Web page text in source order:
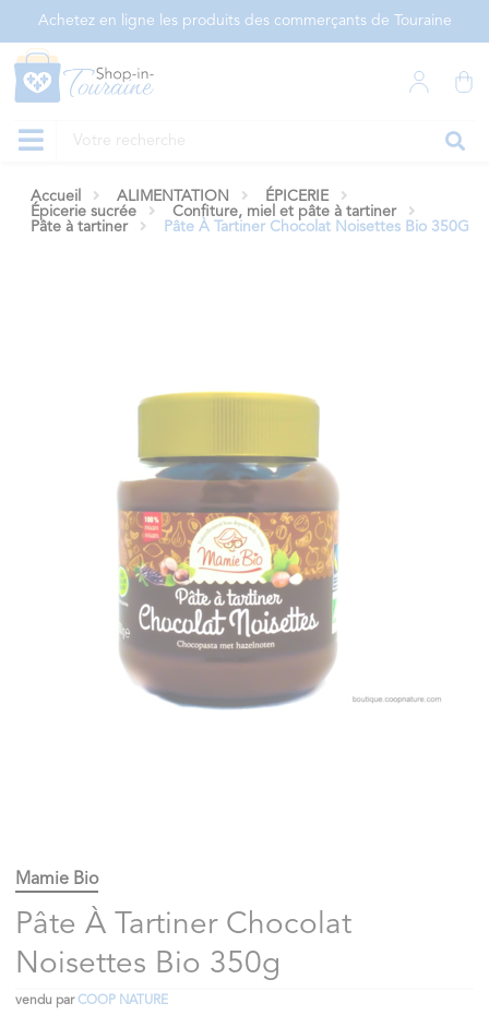
Achetez en ligne les produits des commerçants de Touraine
Accueil ALIMENTATION
ÉPICERIE
Épicerie sucrée
Confiture, miel et pâte à tartiner
Pâte à tartiner
Pâte À Tartiner Chocolat Noisettes Bio 350G
Mamie Bio
Pâte À Tartiner Chocolat
Noisettes Bio 350g
vendu parCOOP NATURE
Panneau de gestion des cookies